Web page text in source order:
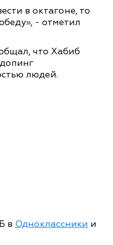
в октагоне, то
- отметил
что Хабиб
допинг
людей.
в Одноклассники и